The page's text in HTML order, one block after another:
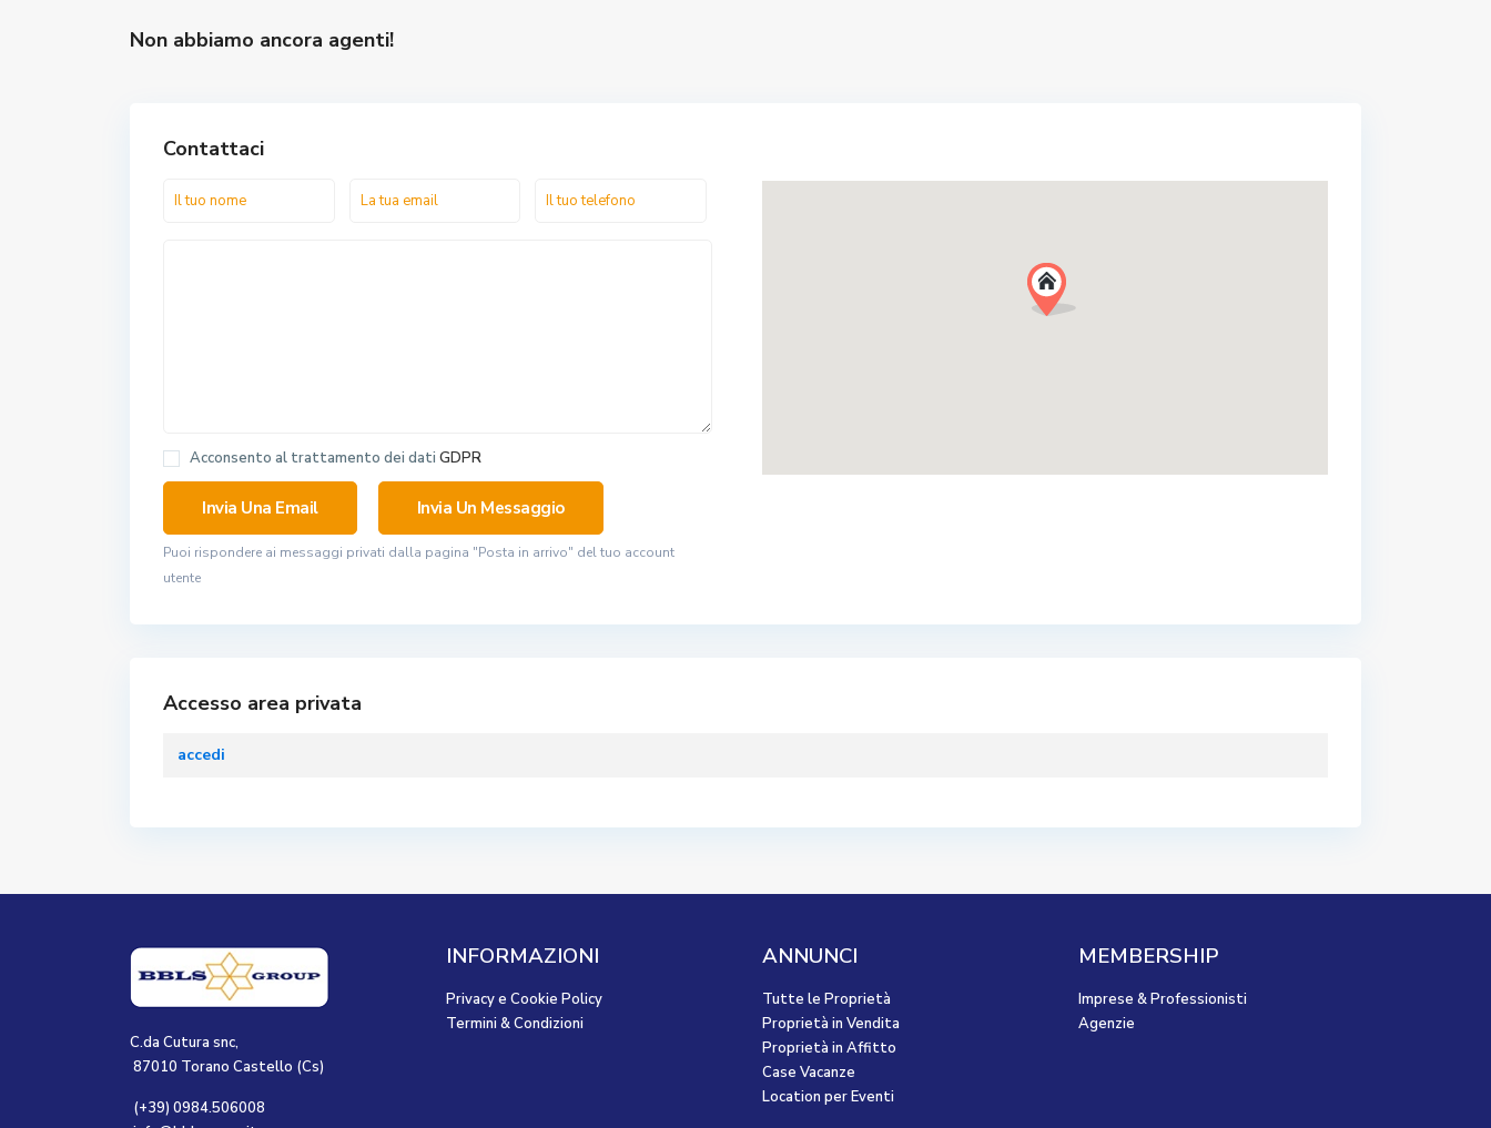
Non abbiamo ancora agenti!
Contattaci
Acconsento al trattamento dei dati GDPR
Puoi rispondere ai messaggi privati ​​dalla pagina "Posta in arrivo" del tuo account
utente
Accesso area privata
accedi
C.da Cutura snc,
87010 Torano Castello (Cs)
(+39) 0984.506008
INFORMAZIONI
Privacy e Cookie Policy
Termini & Condizioni
ANNUNCI
Tutte le Proprietà
Proprietà in Vendita
Proprietà in Affitto
Case Vacanze
Location per Eventi
MEMBERSHIP
Imprese & Professionisti
Agenzie